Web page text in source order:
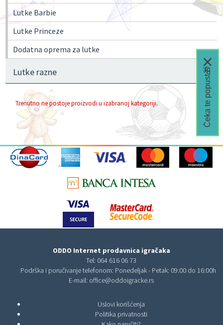
Lutke Barbie
Lutke Princeze
Dodatna oprema za lutke
Lutke razne
Trenutno ne postoje proizvodi u izabranoj kategoriji.
ODDO Internet prodavnica igračaka
Tel: 064 616 06 73
Podrška i poručivanje telefonom: Ponedeljak - Petak: 09:00 do 16:00h
E-mail: office@oddoigracke.rs
Uslovi korišćenja
Politika privatnosti
Čeka te popust🎁